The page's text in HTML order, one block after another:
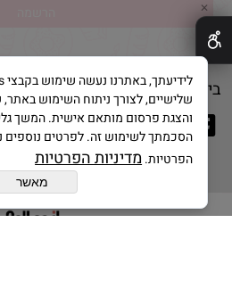
בייק אנד קייק © 2025 All Rights Reserved
✕
שלישיים, לצורך ניתוח השימוש באתר,
והצגת פרסום מותאם אישית. המשך
הסכמתך לשימוש זה. לפרטים נוספים
הפרטיות.מדיניות הפרטיות
מאשר